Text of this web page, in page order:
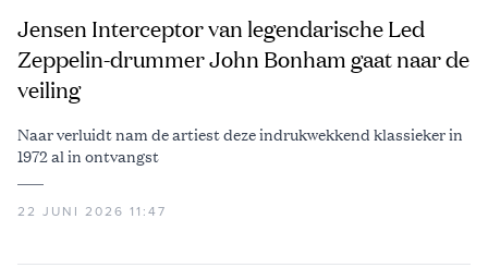
Jensen Interceptor van legendarische Led
Zeppelin-drummer John Bonham gaat naar de
veiling
Naar verluidt nam de artiest deze indrukwekkend klassieker in
1972 al in ontvangst
22 JUNI 2026 11:47